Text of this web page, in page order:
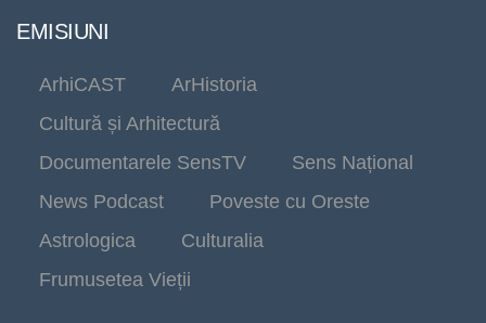
EMISIUNI
ArhiCAST
ArHistoria
Cultură și Arhitectură
Documentarele SensTV
Sens Național
News Podcast
Poveste cu Oreste
Astrologica
Culturalia
Frumusetea Vieții